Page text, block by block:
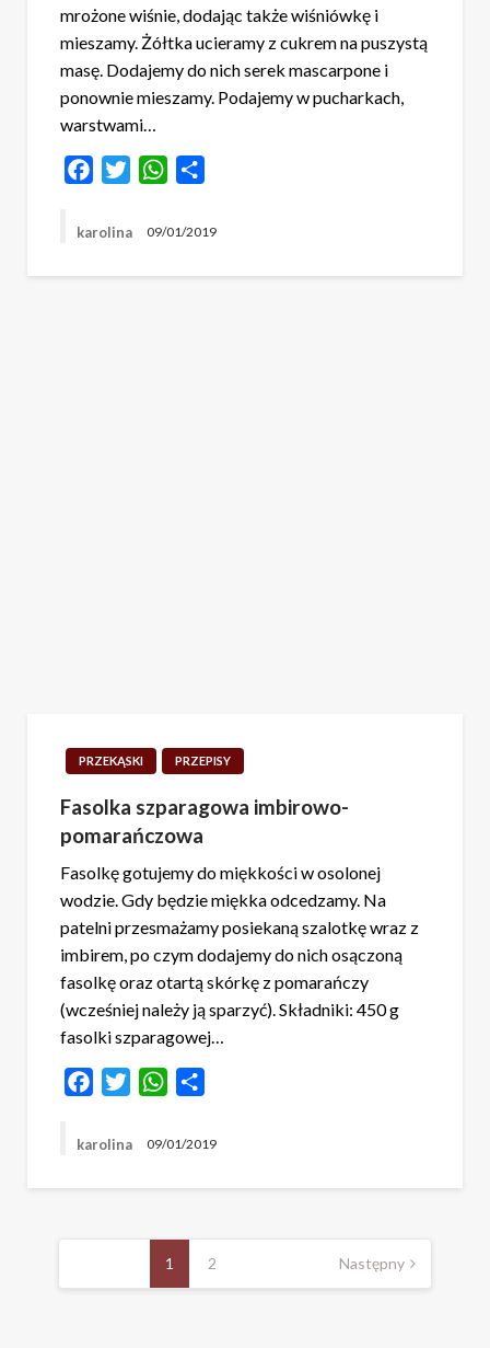
mrożone wiśnie, dodając także wiśniówkę i
mieszamy. Żółtka ucieramy z cukrem na puszystą
masę. Dodajemy do nich serek mascarpone i
ponownie mieszamy. Podajemy w pucharkach,
warstwami…
FacebookTwitterWhatsApp
karolina 09/01/2019
PRZEKĄSKI PRZEPISY
Fasolka szparagowa imbirowo-
pomarańczowa
Fasolkę gotujemy do miękkości w osolonej
wodzie. Gdy będzie miękka odcedzamy. Na
patelni przesmażamy posiekaną szalotkę wraz z
imbirem, po czym dodajemy do nich osączoną
fasolkę oraz otartą skórkę z pomarańczy
(wcześniej należy ją sparzyć). Składniki: 450 g
fasolki szparagowej…
FacebookTwitterWhatsApp
karolina 09/01/2019
Stronicowanie
1 2 Następny